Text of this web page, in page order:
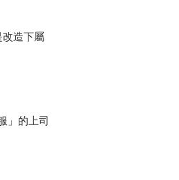
造下屬
」的上司